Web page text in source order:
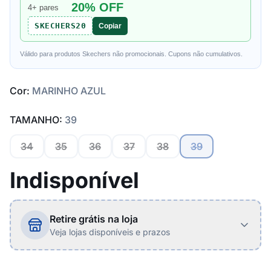
4+ pares 20% OFF
SKECHERS20 Copiar
Válido para produtos Skechers não promocionais. Cupons não cumulativos.
Cor: MARINHO AZUL
TAMANHO: 39
34 35 36 37 38 39
Indisponível
Retire grátis na loja
Veja lojas disponíveis e prazos